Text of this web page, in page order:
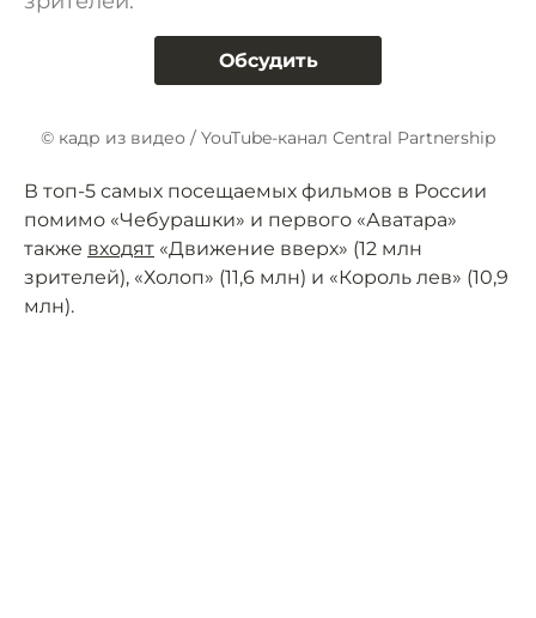
Обсудить
© кадр из видео / YouTube-канал Central Partnership
В топ-5 самых посещаемых фильмов в России
помимо «Чебурашки» и первого «Аватара»
также входят «Движение вверх» (12 млн
зрителей), «Холоп» (11,6 млн) и «Король лев» (10,9
млн).